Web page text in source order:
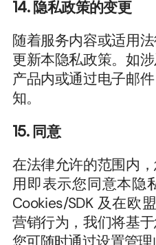
14. 隐私政策的变更
随着服务内容或适用
更新本隐私政策。如
产品内或通过电子邮
知。
15. 同意
在法律允许的范围内
用即表示您同意本隐
Cookies/SDK 及在欧
营销行为，我们将基